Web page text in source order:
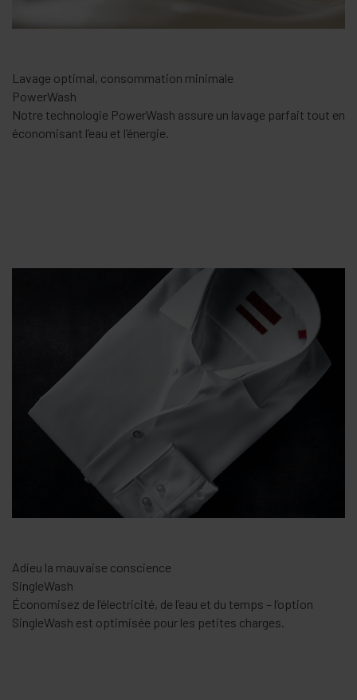
Lavage optimal, consommation minimale
PowerWash
Notre technologie PowerWash assure un lavage parfait tout en
économisant l’eau et l’énergie.
Adieu la mauvaise conscience
SingleWash
Économisez de l’électricité, de l’eau et du temps – l’option
SingleWash est optimisée pour les petites charges.